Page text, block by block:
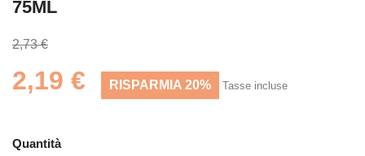
75ML
2,73 €
2,19 € RISPARMIA 20% Tasse incluse
Quantità